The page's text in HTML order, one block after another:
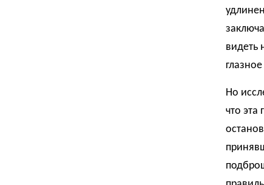
видеть
Но
что эта